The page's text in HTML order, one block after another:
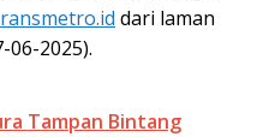
dari laman
06-2025).
Tampan Bintang